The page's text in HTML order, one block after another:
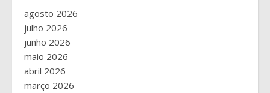
agosto 2026
julho 2026
junho 2026
maio 2026
abril 2026
março 2026